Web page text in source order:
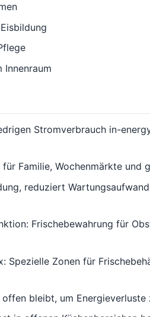
Stromverbrauch in-
Familie, Wochenmärkte und
reduziert
Frischebewahrung für
Spezielle Zonen für
bleibt, um Energieverluste